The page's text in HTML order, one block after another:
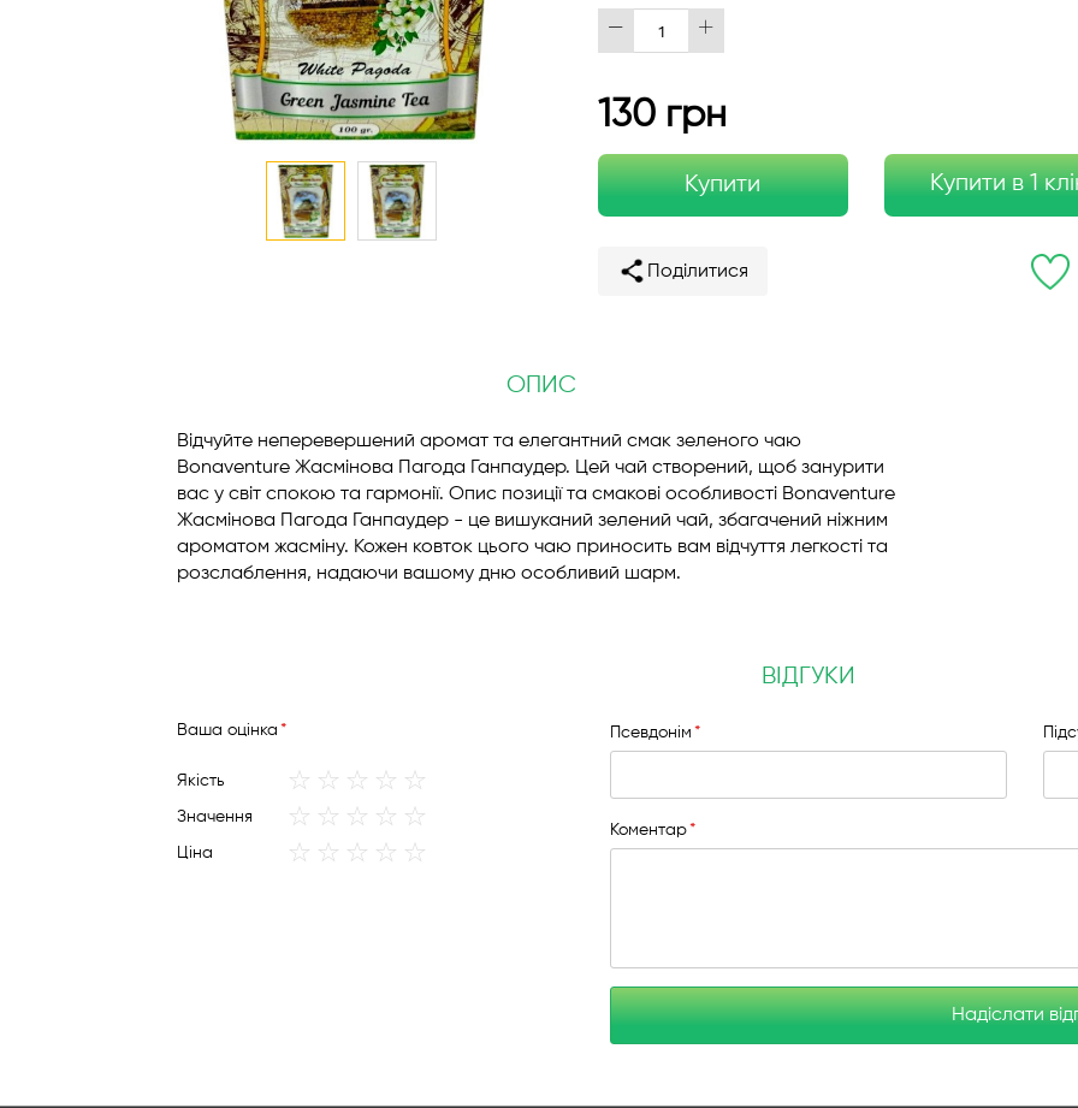
130 грн
Купити Купити в 1
Поділитися
ОПИС
Відчуйте неперевершений аромат та елегантний смак зеленого чаю
Bonaventure Жасмінова Пагода Ганпаудер. Цей чай створений, щоб занурити
вас у світ спокою та гармонії. Опис позиції та смакові особливості Bonaventure
Жасмінова Пагода Ганпаудер - це вишуканий зелений чай, збагачений ніжним
ароматом жасміну. Кожен ковток цього чаю приносить вам відчуття легкості та
розслаблення, надаючи вашому дню особливий шарм.
ВІДГУКИ
Вашa оцінка
Якість
1
2
3
4
Значення
1
2
3
4
Ціна
1
2
3
4
Псевдонім
Коментар
Надіслати